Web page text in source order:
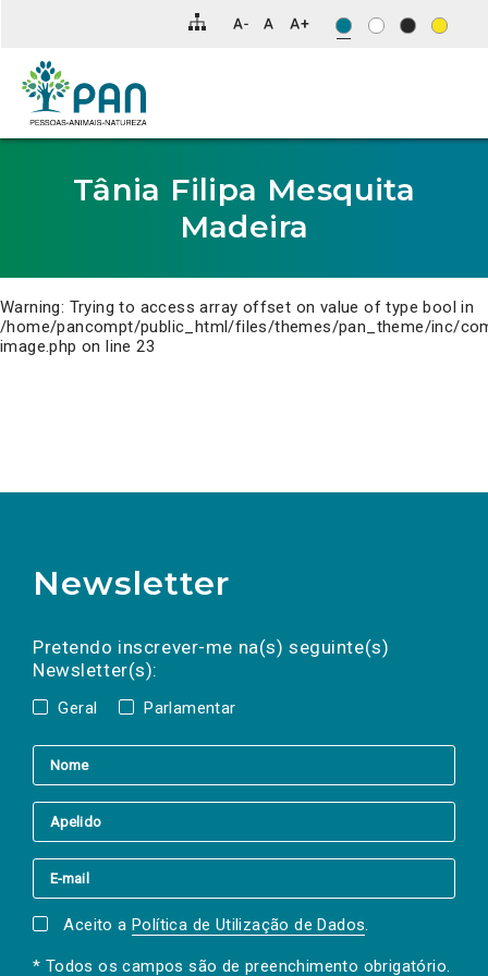
para
conteúdo
principal
da
Tânia Filipa Mesquita
Madeira
Warning: Trying to access array offset on value of type bool in
/home/pancompt/public_html/files/themes/pan_theme/inc/
image.php on line23
Newsletter
Pretendo inscrever-me na(s) seguinte(s)
Newsletter(s):
Geral Parlamentar
a(s) newsletter(s).
mail
Aceito a Política de Utilização de Dados.
* Todos os campos são de preenchimento obrigatório.